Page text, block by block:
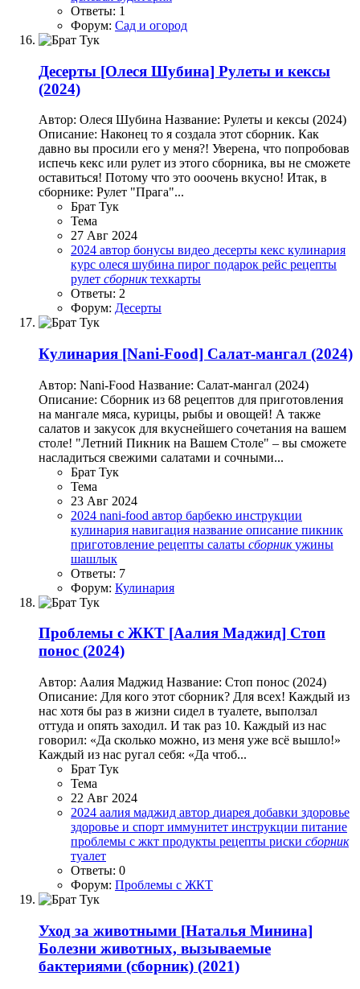
Ответы: 1
Форум: Сад и огород
Десерты [Олеся Шубина] Рулеты и кексы
(2024)
Автор: Олеся Шубина Название: Рулеты и кексы (2024)
Описание: Наконец то я создала этот сборник. Как
давно вы просили его у меня?! Уверена, что попробовав
испечь кекс или рулет из этого сборника, вы не сможете
оставиться! Потому что это ооочень вкусно! Итак, в
сборнике: Рулет "Прага"...
Брат Тук
Тема
27 Авг 2024
2024 автор бонусы видео десерты кекс кулинария
курс олеся шубина пирог подарок рейс рецепты
рулет сборник техкарты
Ответы: 2
Форум: Десерты
Кулинария [Nani-Food] Салат-мангал (2024)
Автор: Nani-Food Название: Салат-мангал (2024)
Описание: Сборник из 68 рецептов для приготовления
на мангале мяса, курицы, рыбы и овощей! А также
салатов и закусок для вкуснейшего сочетания на вашем
столе! "Летний Пикник на Вашем Столе" – вы сможете
насладиться свежими салатами и сочными...
Брат Тук
Тема
23 Авг 2024
2024 nani-food автор барбекю инструкции
кулинария навигация название описание пикник
приготовление рецепты салаты сборник ужины
шашлык
Ответы: 7
Форум: Кулинария
Проблемы с ЖКТ [Аалия Маджид] Стоп
понос (2024)
Автор: Аалия Маджид Название: Стоп понос (2024)
Описание: Для кого этот сборник? Для всех! Каждый из
нас хотя бы раз в жизни сидел в туалете, выползал
оттуда и опять заходил. И так раз 10. Каждый из нас
говорил: «Да сколько можно, из меня уже всё вышло!»
Каждый из нас ругал себя: «Да чтоб...
Брат Тук
Тема
22 Авг 2024
2024 аалия маджид автор диарея добавки здоровье
здоровье и спорт иммунитет инструкции питание
проблемы с жкт продукты рецепты риски сборник
туалет
Ответы: 0
Форум: Проблемы с ЖКТ
Уход за животными [Наталья Минина]
Болезни животных, вызываемые
бактериями (сборник) (2021)